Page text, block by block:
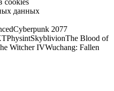
cookies
данных
Cyberpunk 2077
PhysintSkyblivionThe Blood of
Witcher IVWuchang: Fallen